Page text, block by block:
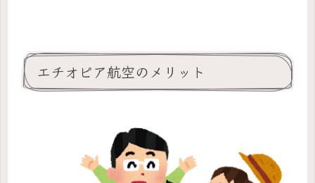
エチオピア航空のメリット